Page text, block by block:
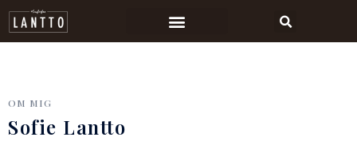
OM MIG
Sofie Lantto